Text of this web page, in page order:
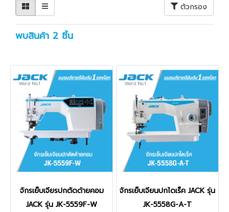
ตัวกรอง
พบสินค้า 2 ชิ้น
จักรเย็บเจียรปกตัดด้ายคอม
JACK รุ่น JK-5559F-W
จักรเย็บเจียนปกไดเร็ค JACK รุ่น
JK-5558G-A-T